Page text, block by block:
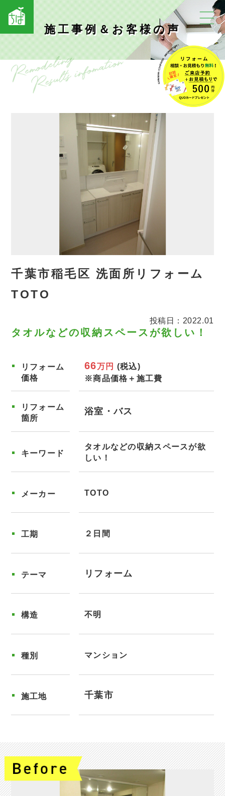
施工事例＆お客様の声
千葉市稲毛区 洗面所リフォーム
TOTO
投稿日：2022.01
タオルなどの収納スペースが欲しい！
リフォーム
価格
66万円 (税込)
※商品価格＋施工費
リフォーム
箇所
浴室・バス
キーワード
タオルなどの収納スペースが欲
しい！
メーカー TOTO
工期 ２日間
テーマ リフォーム
構造 不明
種別 マンション
施工地 千葉市